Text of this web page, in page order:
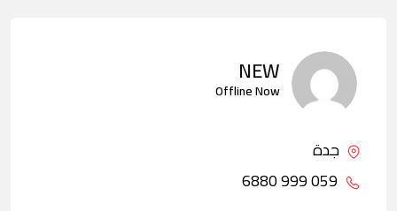
NEW
Offline Now
جدة